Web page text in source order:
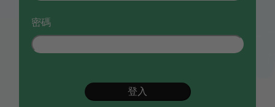
密碼
登入